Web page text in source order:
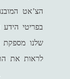
הצ’אט
בפריטי
שלנו מספקת
לראות את